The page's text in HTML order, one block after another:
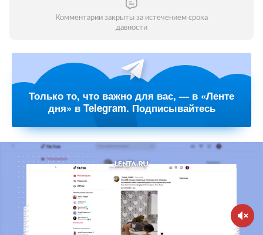
Комментарии закрыты за истечением срока
давности
Только то, что важно для вас, — в «Ленте
дня» в Telegram. Подписывайтесь